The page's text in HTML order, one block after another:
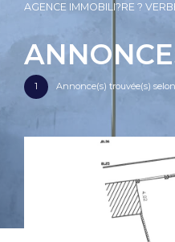
AGENCE IMMOBILI?RE ?
1 Annonce(s) trouvée(s)